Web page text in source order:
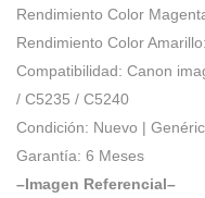
Rendimiento Color
Rendimiento Color
Compatibilidad: Canon
/ C5235 / C5240
Condición: Nuevo |
Garantía: 6 Meses
–Imagen Referencial–